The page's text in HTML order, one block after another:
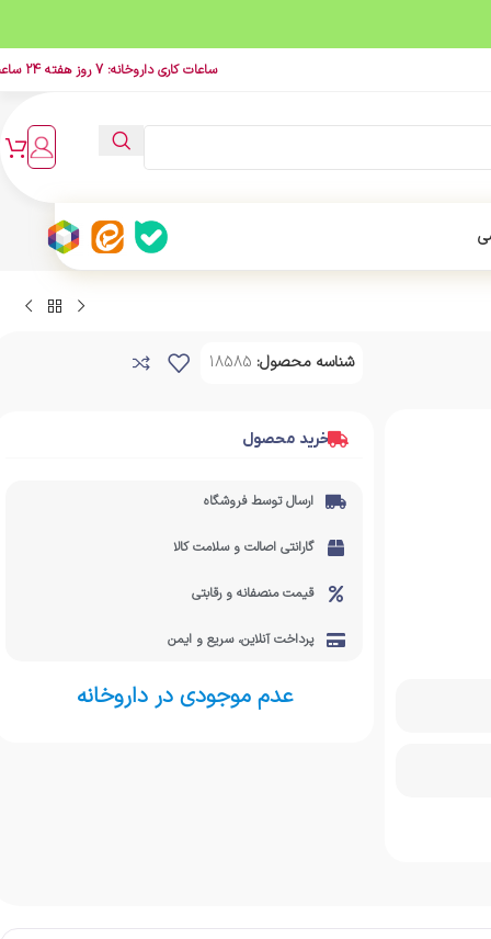
ساعات کاری داروخانه: 7 روز هفته 24 ساعت
شناسه محصول: 18585
خرید محصول
ارسال توسط فروشگاه
گارانتی اصالت و سلامت کالا
قیمت منصفانه و رقابتی
پرداخت آنلاین، سریع و ایمن
عدم موجودی در داروخانه